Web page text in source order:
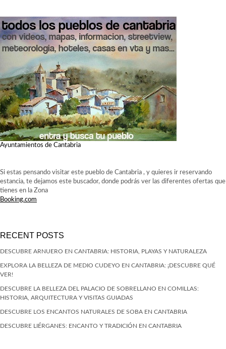
Ayuntamientos de Cantabria
Si estas pensando visitar este pueblo de Cantabria , y quieres ir reservando
estancia, te dejamos este buscador, donde podrás ver las diferentes ofertas que
tienes en la Zona
Booking.com
RECENT POSTS
DESCUBRE ARNUERO EN CANTABRIA: HISTORIA, PLAYAS Y NATURALEZA
EXPLORA LA BELLEZA DE MEDIO CUDEYO EN CANTABRIA: ¡DESCUBRE QUÉ
VER!
DESCUBRE LA BELLEZA DEL PALACIO DE SOBRELLANO EN COMILLAS:
HISTORIA, ARQUITECTURA Y VISITAS GUIADAS
DESCUBRE LOS ENCANTOS NATURALES DE SOBA EN CANTABRIA
DESCUBRE LIÉRGANES: ENCANTO Y TRADICIÓN EN CANTABRIA